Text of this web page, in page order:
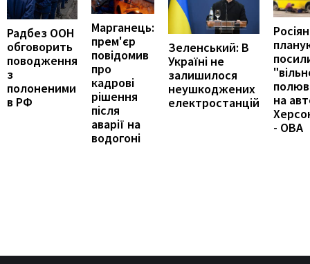
Радбез ООН
обговорить
поводження
з
полоненими
в РФ
Марганець:
прем'єр
повідомив
про
кадрові
рішення
після
аварії на
водогоні
Зеленський: В
Україні не
залишилося
неушкоджених
електростанцій
на
- ОВА